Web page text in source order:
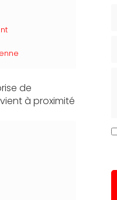
de
à proximité